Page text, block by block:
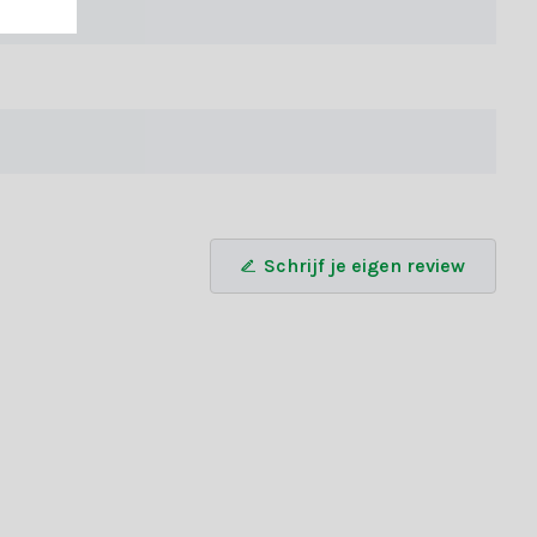
Schrijf je eigen review